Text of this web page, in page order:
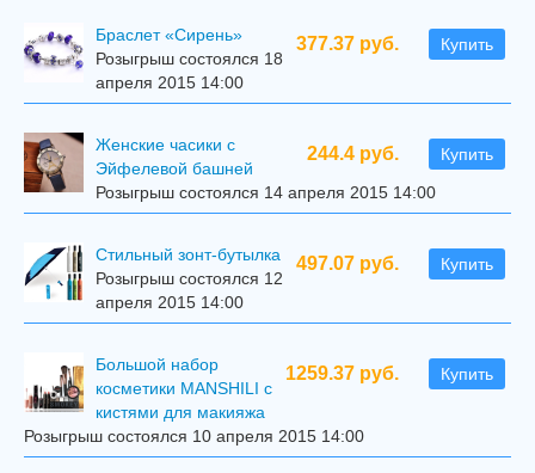
377.37 руб. Купить
Браслет «Сирень»
Розыгрыш состоялся 18
апреля 2015 14:00
244.4 руб. Купить
Женские часики с
Эйфелевой башней
Розыгрыш состоялся 14 апреля 2015 14:00
497.07 руб. Купить
Стильный зонт-бутылка
Розыгрыш состоялся 12
апреля 2015 14:00
1259.37 руб. Купить
Большой набор
косметики MANSHILI с
кистями для макияжа
Розыгрыш состоялся 10 апреля 2015 14:00